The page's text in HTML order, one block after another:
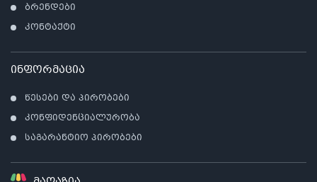
ბრენდები
კონტაქტი
ინფორმაცია
წესები და პირობები
კონფიდენციალურობა
საგარანტიო პირობები